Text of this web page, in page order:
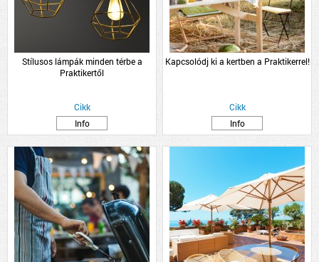
Stílusos lámpák minden térbe a
Praktikertől
Cikk
Info
Kapcsolódj ki a kertben a Praktikerrel!
Cikk
Info